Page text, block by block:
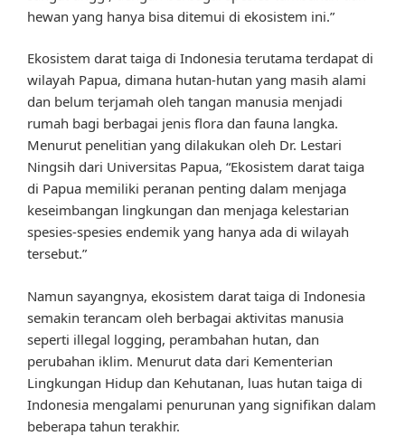
hewan yang hanya bisa ditemui di ekosistem ini.”
Ekosistem darat taiga di Indonesia terutama terdapat di
wilayah Papua, dimana hutan-hutan yang masih alami
dan belum terjamah oleh tangan manusia menjadi
rumah bagi berbagai jenis flora dan fauna langka.
Menurut penelitian yang dilakukan oleh Dr. Lestari
Ningsih dari Universitas Papua, “Ekosistem darat taiga
di Papua memiliki peranan penting dalam menjaga
keseimbangan lingkungan dan menjaga kelestarian
spesies-spesies endemik yang hanya ada di wilayah
tersebut.”
Namun sayangnya, ekosistem darat taiga di Indonesia
semakin terancam oleh berbagai aktivitas manusia
seperti illegal logging, perambahan hutan, dan
perubahan iklim. Menurut data dari Kementerian
Lingkungan Hidup dan Kehutanan, luas hutan taiga di
Indonesia mengalami penurunan yang signifikan dalam
beberapa tahun terakhir.